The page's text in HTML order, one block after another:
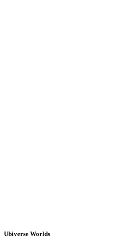
Ubiverse Worlds